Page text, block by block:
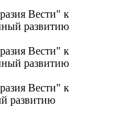
Вести" к
развитию
Вести" к
развитию
Вести" к
развитию